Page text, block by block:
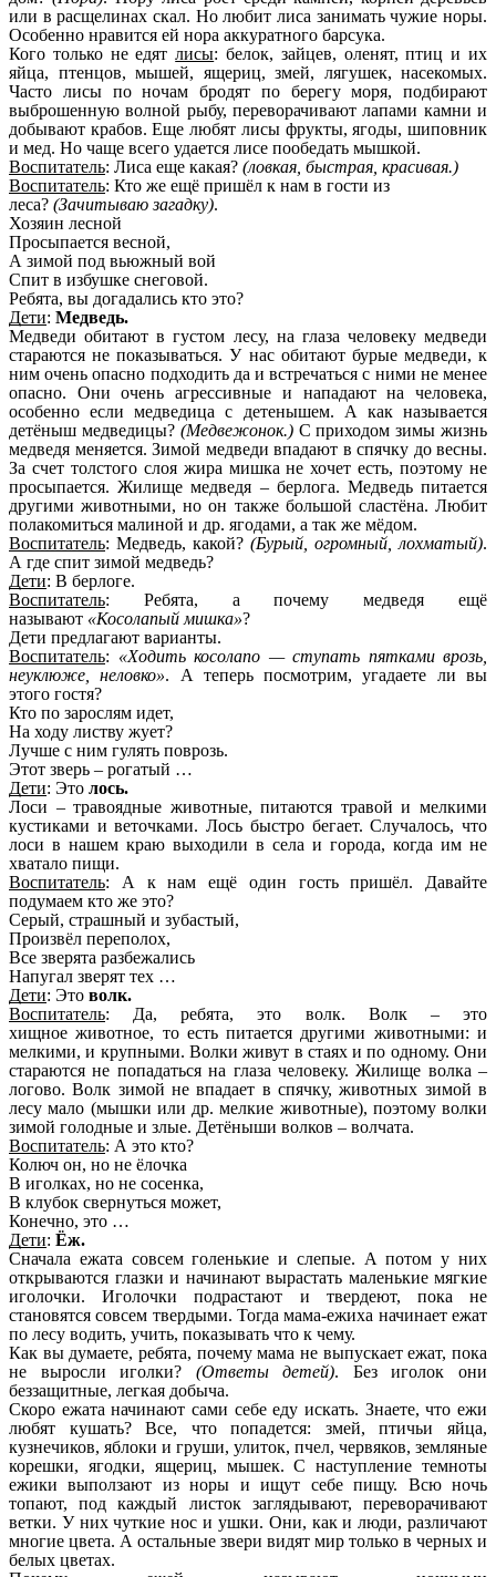
или в расщелинах скал. Но любит лиса занимать чужие норы.
Особенно нравится ей нора аккуратного барсука.
Кого только не едятлисы: белок, зайцев, оленят, птиц и их
яйца, птенцов, мышей, ящериц, змей, лягушек, насекомых.
Часто лисы по ночам бродят по берегу моря, подбирают
выброшенную волной рыбу, переворачивают лапами камни и
добывают крабов. Еще любят лисы фрукты, ягоды, шиповник
и мед. Но чаще всего удается лисе пообедать мышкой.
Воспитатель: Лиса еще какая? (ловкая, быстрая, красивая.)
Воспитатель: Кто же ещё пришёл к нам в гости из
леса? (Зачитываю загадку).
Хозяин лесной
Просыпается весной,
А зимой под вьюжный вой
Спит в избушке снеговой.
Ребята, вы догадались кто это?
Дети: Медведь.
Медведи обитают в густом лесу, на глаза человеку медведи
стараются не показываться. У нас обитают бурые медведи, к
ним очень опасно подходить да и встречаться с ними не менее
опасно. Они очень агрессивные и нападают на человека,
особенно если медведица с детенышем. А как называется
детёныш медведицы? (Медвежонок.)С приходом зимы жизнь
медведя меняется. Зимой медведи впадают в спячку до весны.
За счет толстого слоя жира мишка не хочет есть, поэтому не
просыпается. Жилище медведя – берлога. Медведь питается
другими животными, но он также большой сластёна. Любит
полакомиться малиной и др. ягодами, а так же мёдом.
Воспитатель: Медведь, какой? (Бурый, огромный, лохматый).
А где спит зимой медведь?
Дети: В берлоге.
Воспитатель: Ребята, а почему медведя ещё
называют «Косолапый мишка»?
Дети предлагают варианты.
Воспитатель: «Ходить косолапо — ступать пятками врозь,
неуклюже, неловко». А теперь посмотрим, угадаете ли вы
этого гостя?
Кто по зарослям идет,
На ходу листву жует?
Лучше с ним гулять поврозь.
Этот зверь – рогатый …
Дети: Это лось.
Лоси – травоядные животные, питаются травой и мелкими
кустиками и веточками. Лось быстро бегает. Случалось, что
лоси в нашем краю выходили в села и города, когда им не
хватало пищи.
Воспитатель: А к нам ещё один гость пришёл. Давайте
подумаем кто же это?
Серый, страшный и зубастый,
Произвёл переполох,
Все зверята разбежались
Напугал зверят тех …
Дети: Это волк.
Воспитатель: Да, ребята, это волк. Волк – это
хищное животное, то есть питается другими животными: и
мелкими, и крупными. Волки живут в стаях и по одному. Они
стараются не попадаться на глаза человеку. Жилище волка –
логово. Волк зимой не впадает в спячку, животных зимой в
лесу мало (мышки или др. мелкие животные), поэтому волки
зимой голодные и злые. Детёныши волков – волчата.
Воспитатель: А это кто?
Колюч он, но не ёлочка
В иголках, но не сосенка,
В клубок свернуться может,
Конечно, это …
Дети: Ёж.
Сначала ежата совсем голенькие и слепые. А потом у них
открываются глазки и начинают вырастать маленькие мягкие
иголочки. Иголочки подрастают и твердеют, пока не
становятся совсем твердыми. Тогда мама-ежиха начинает ежат
по лесу водить, учить, показывать что к чему.
Как вы думаете, ребята, почему мама не выпускает ежат, пока
не выросли иголки? (Ответы детей). Без иголок они
беззащитные, легкая добыча.
Скоро ежата начинают сами себе еду искать. Знаете, что ежи
любят кушать? Все, что попадется: змей, птичьи яйца,
кузнечиков, яблоки и груши, улиток, пчел, червяков, земляные
корешки, ягодки, ящериц, мышек. С наступление темноты
ежики выползают из норы и ищут себе пищу. Всю ночь
топают, под каждый листок заглядывают, переворачивают
ветки. У них чуткие нос и ушки. Они, как и люди, различают
многие цвета. А остальные звери видят мир только в черных и
белых цветах.